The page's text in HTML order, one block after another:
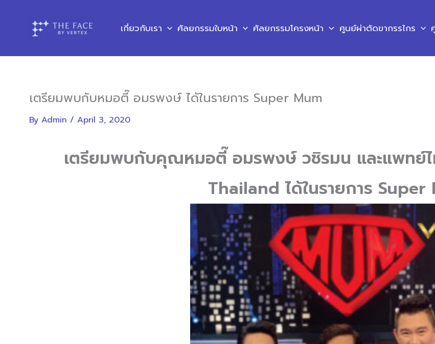
content
เกี่ยวกับเรา ศัลยกรรมใบหน้า ศัลยกรรมโครงหน้า ศูนย์ผ่าตัดขากรรไกร
เตรียมพบกับหมอตี๊ อมรพงษ์ ได้ในรายการ Super Mum
By Admin / April 3, 2020
เตรียมพบกับคุณหมอตี๊ อมรพงษ์ วชิรมน และแพทย์
Thailand ได้ในรายการ Super